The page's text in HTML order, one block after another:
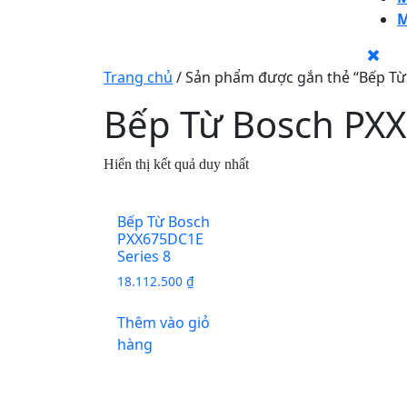
Trang chủ / Sản phẩm được gắn thẻ “Bếp Từ
Bếp Từ Bosch
Hiển thị kết quả duy nhất
Bếp Từ Bosch
PXX675DC1E
Series 8
18.112.500 ₫
Thêm vào giỏ
hàng